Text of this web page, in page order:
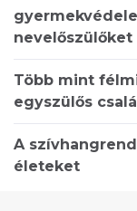
nevelőszülőket
Több mint
egyszülős
A
életeket